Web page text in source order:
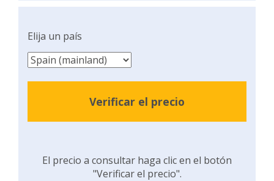
Elija un país
Verificar el precio
El precio a consultar haga clic en el botón
"Verificar el precio".